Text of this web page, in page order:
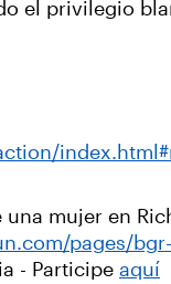
el privilegio
una mujer en
pages/
- Participe aquí